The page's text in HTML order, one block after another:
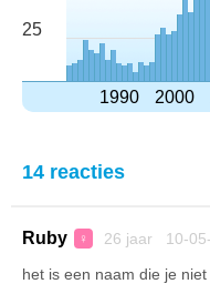
25
1990 2000
14 reacties
Ruby ♀ 26 jaar 10-
het is een naam die je